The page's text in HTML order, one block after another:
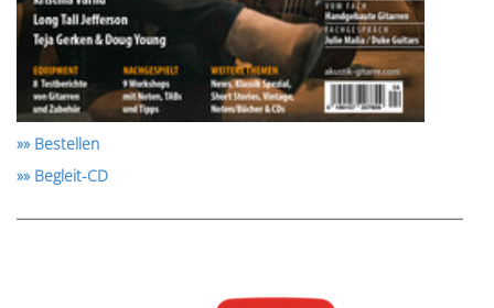
»» Bestellen
»» Begleit-CD